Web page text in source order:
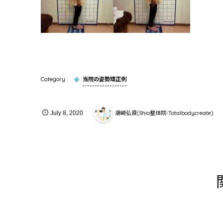
当院の姿勢矯正例
July 8 ,2020 潮崎弘資(Shio整体院-Totalbodycreate)